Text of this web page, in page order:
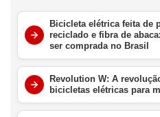
Bicicleta elétrica feita de
reciclado e fibra de
ser comprada no Brasil
Revolution W: A
bicicletas elétricas para